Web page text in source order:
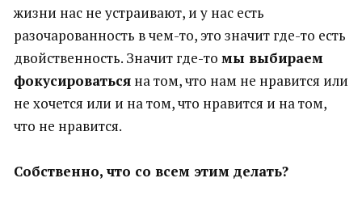
жизни нас не устраивают, и у нас есть
разочарованность в чем-то, это значит где-то есть
двойственность. Значит где-то мы выбираем
фокусироваться на том, что нам не нравится или
не хочется или и на том, что нравится и на том,
что не нравится.
Собственно, что со всем этим делать?